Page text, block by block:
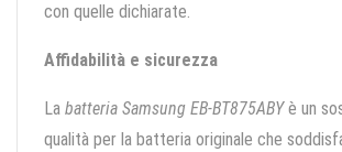
con quelle dichiarate.
Affidabilità e sicurezza
La batteria Samsung EB-BT875ABYè un
qualità per la batteria originale che